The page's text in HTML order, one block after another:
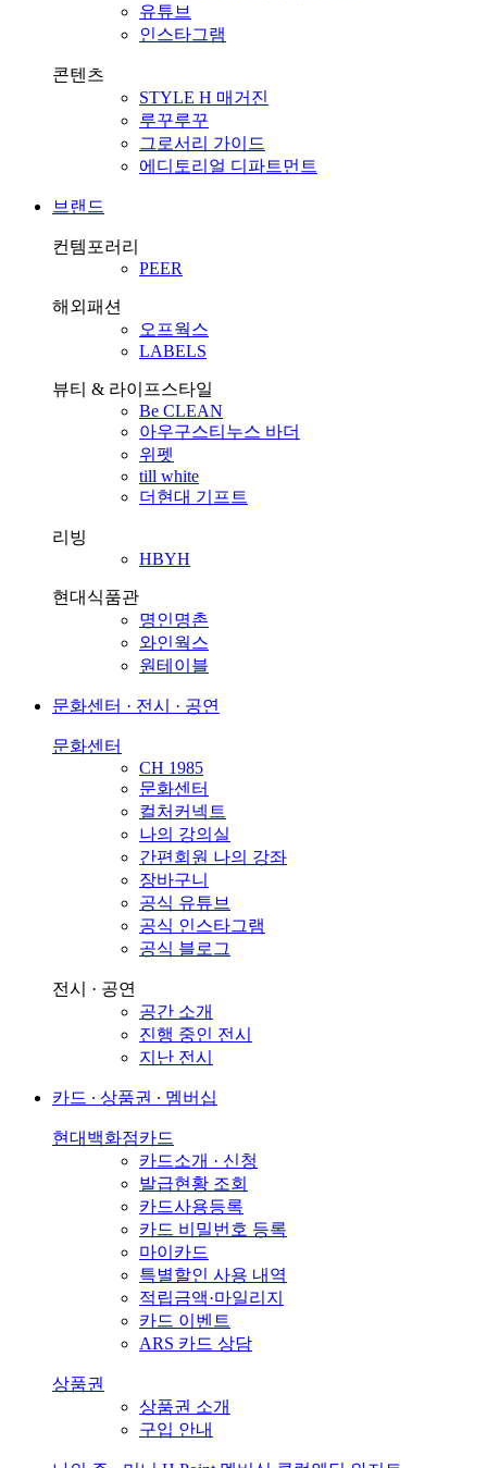
유튜브
인스타그램
콘텐츠
STYLE H 매거진
루꾸루꾸
그로서리 가이드
에디토리얼 디파트먼트
브랜드
컨템포러리
PEER
해외패션
오프웍스
LABELS
뷰티 & 라이프스타일
Be CLEAN
아우구스티누스 바더
위펫
till white
더현대 기프트
리빙
HBYH
현대식품관
명인명촌
와인웍스
원테이블
문화센터 · 전시 · 공연
문화센터
CH 1985
문화센터
컬처커넥트
나의 강의실
간편회원 나의 강좌
장바구니
공식 유튜브
공식 인스타그램
공식 블로그
전시 · 공연
공간 소개
진행 중인 전시
지난 전시
카드 ∙ 상품권 ∙ 멤버십
현대백화점카드
카드소개 · 신청
발급현황 조회
카드사용등록
카드 비밀번호 등록
마이카드
특별할인 사용 내역
적립금액·마일리지
카드 이벤트
ARS 카드 상담
상품권
상품권 소개
구입 안내